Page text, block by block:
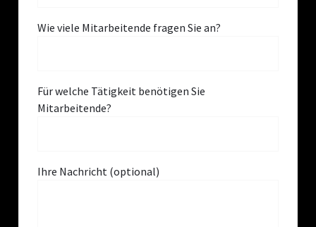
Wie viele Mitarbeitende fragen Sie an?
Für welche Tätigkeit benötigen Sie
Mitarbeitende?
Ihre Nachricht (optional)